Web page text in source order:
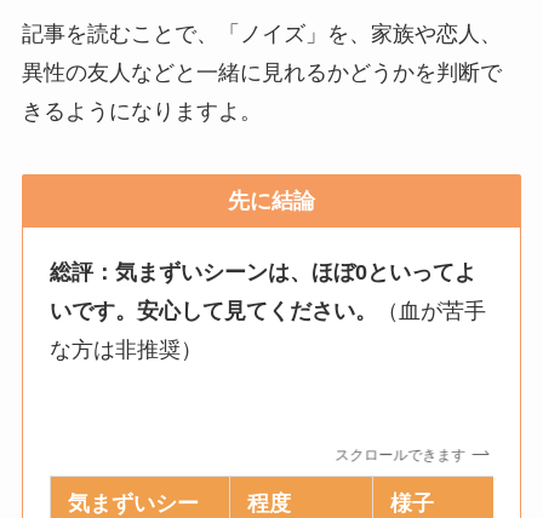
記事を読むことで、「ノイズ」を、家族や恋人、
異性の友人などと一緒に見れるかどうかを判断で
きるようになりますよ。
先に結論
総評：気まずいシーンは、ほぼ0といってよ
いです。安心して見てください。
（血が苦手
な方は非推奨）
スクロールできます
気まずいシー
程度 様子